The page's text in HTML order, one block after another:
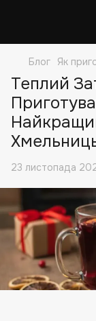
Блог Як
Теплий
23 листопада